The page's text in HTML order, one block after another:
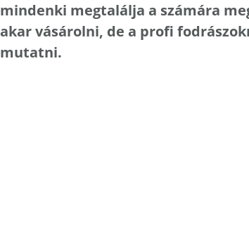
mindenki megtalálja a számára
akar vásárolni, de a profi
mutatni.